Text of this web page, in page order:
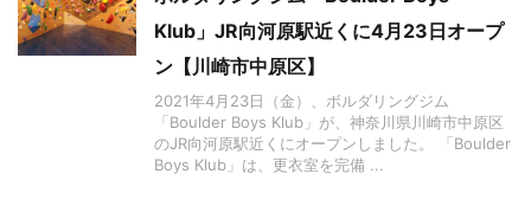
Klub」JR向河原駅近くに4月23日オープ
ン【川崎市中原区】
2021年4月23日（金）、ボルダリングジム
「Boulder Boys Klub」が、神奈川県川崎市中原区
のJR向河原駅近くにオープンしました。 「Boulder
Boys Klub」は、更衣室を完備 ...